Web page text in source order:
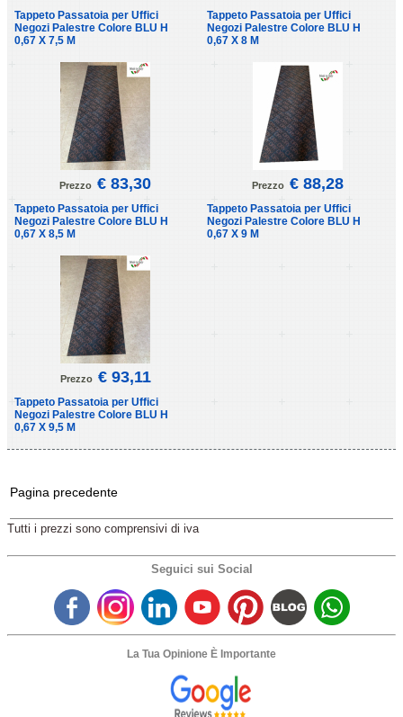
Tappeto Passatoia per Uffici
Negozi Palestre Colore BLU H
0,67 X 7,5 M
Tappeto Passatoia per Uffici
Negozi Palestre Colore BLU H
0,67 X 8 M
Prezzo € 83,30
Tappeto Passatoia per Uffici
Negozi Palestre Colore BLU H
0,67 X 8,5 M
Prezzo € 88,28
Tappeto Passatoia per Uffici
Negozi Palestre Colore BLU H
0,67 X 9 M
Prezzo € 93,11
Tappeto Passatoia per Uffici
Negozi Palestre Colore BLU H
0,67 X 9,5 M
Pagina precedente
Tutti i prezzi sono comprensivi di iva
Seguici sui Social
La Tua Opinione È Importante